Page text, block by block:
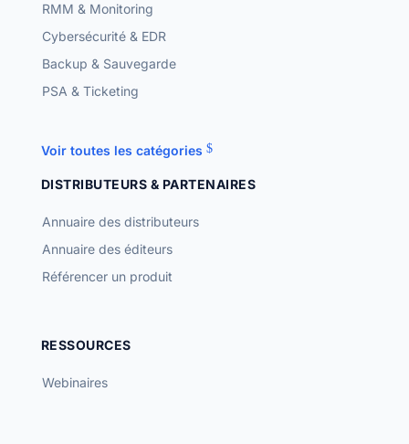
RMM & Monitoring
Cybersécurité & EDR
Backup & Sauvegarde
PSA & Ticketing
Voir toutes les catégories
DISTRIBUTEURS & PARTENAIRES
Annuaire des distributeurs
Annuaire des éditeurs
Référencer un produit
RESSOURCES
Webinaires